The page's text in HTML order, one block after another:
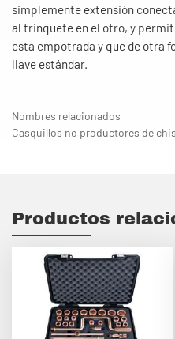
simplemente extensión
al trinquete en el otro, y
está empotrada y que de otra
llave estándar.
Nombres relacionados
Casquillos no productores de
Productos